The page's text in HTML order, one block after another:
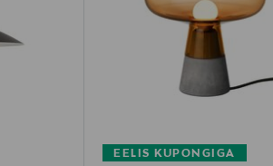
EELIS KUPONGIGA